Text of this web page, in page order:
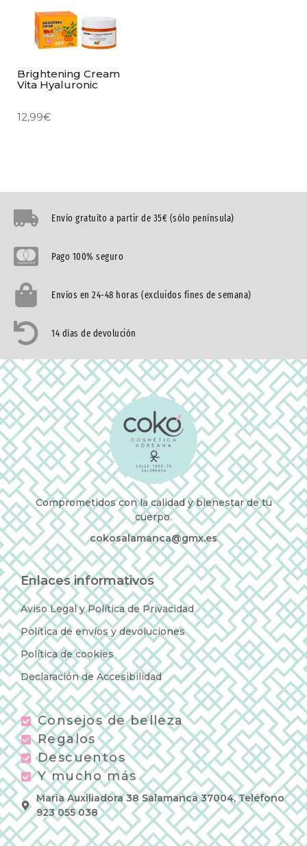
Brightening Cream
Vita Hyaluronic
12,99€
Envío gratuíto a partir de 35€ (sólo península)
Pago 100% seguro
Envíos en 24-48 horas (excluidos fines de semana)
14 días de devolución
Comprometidos con la calidad y bienestar de tu
cuerpo.
cokosalamanca@gmx.es
Enlaces informativos
Aviso Legal y Política de Privacidad
Política de envíos y devoluciones
Política de cookies
Declaración de Accesibilidad
Consejos de belleza
Regalos
Descuentos
Y mucho más
Maria Auxiliadora 38 Salamanca 37004, Teléfono
923 055 038